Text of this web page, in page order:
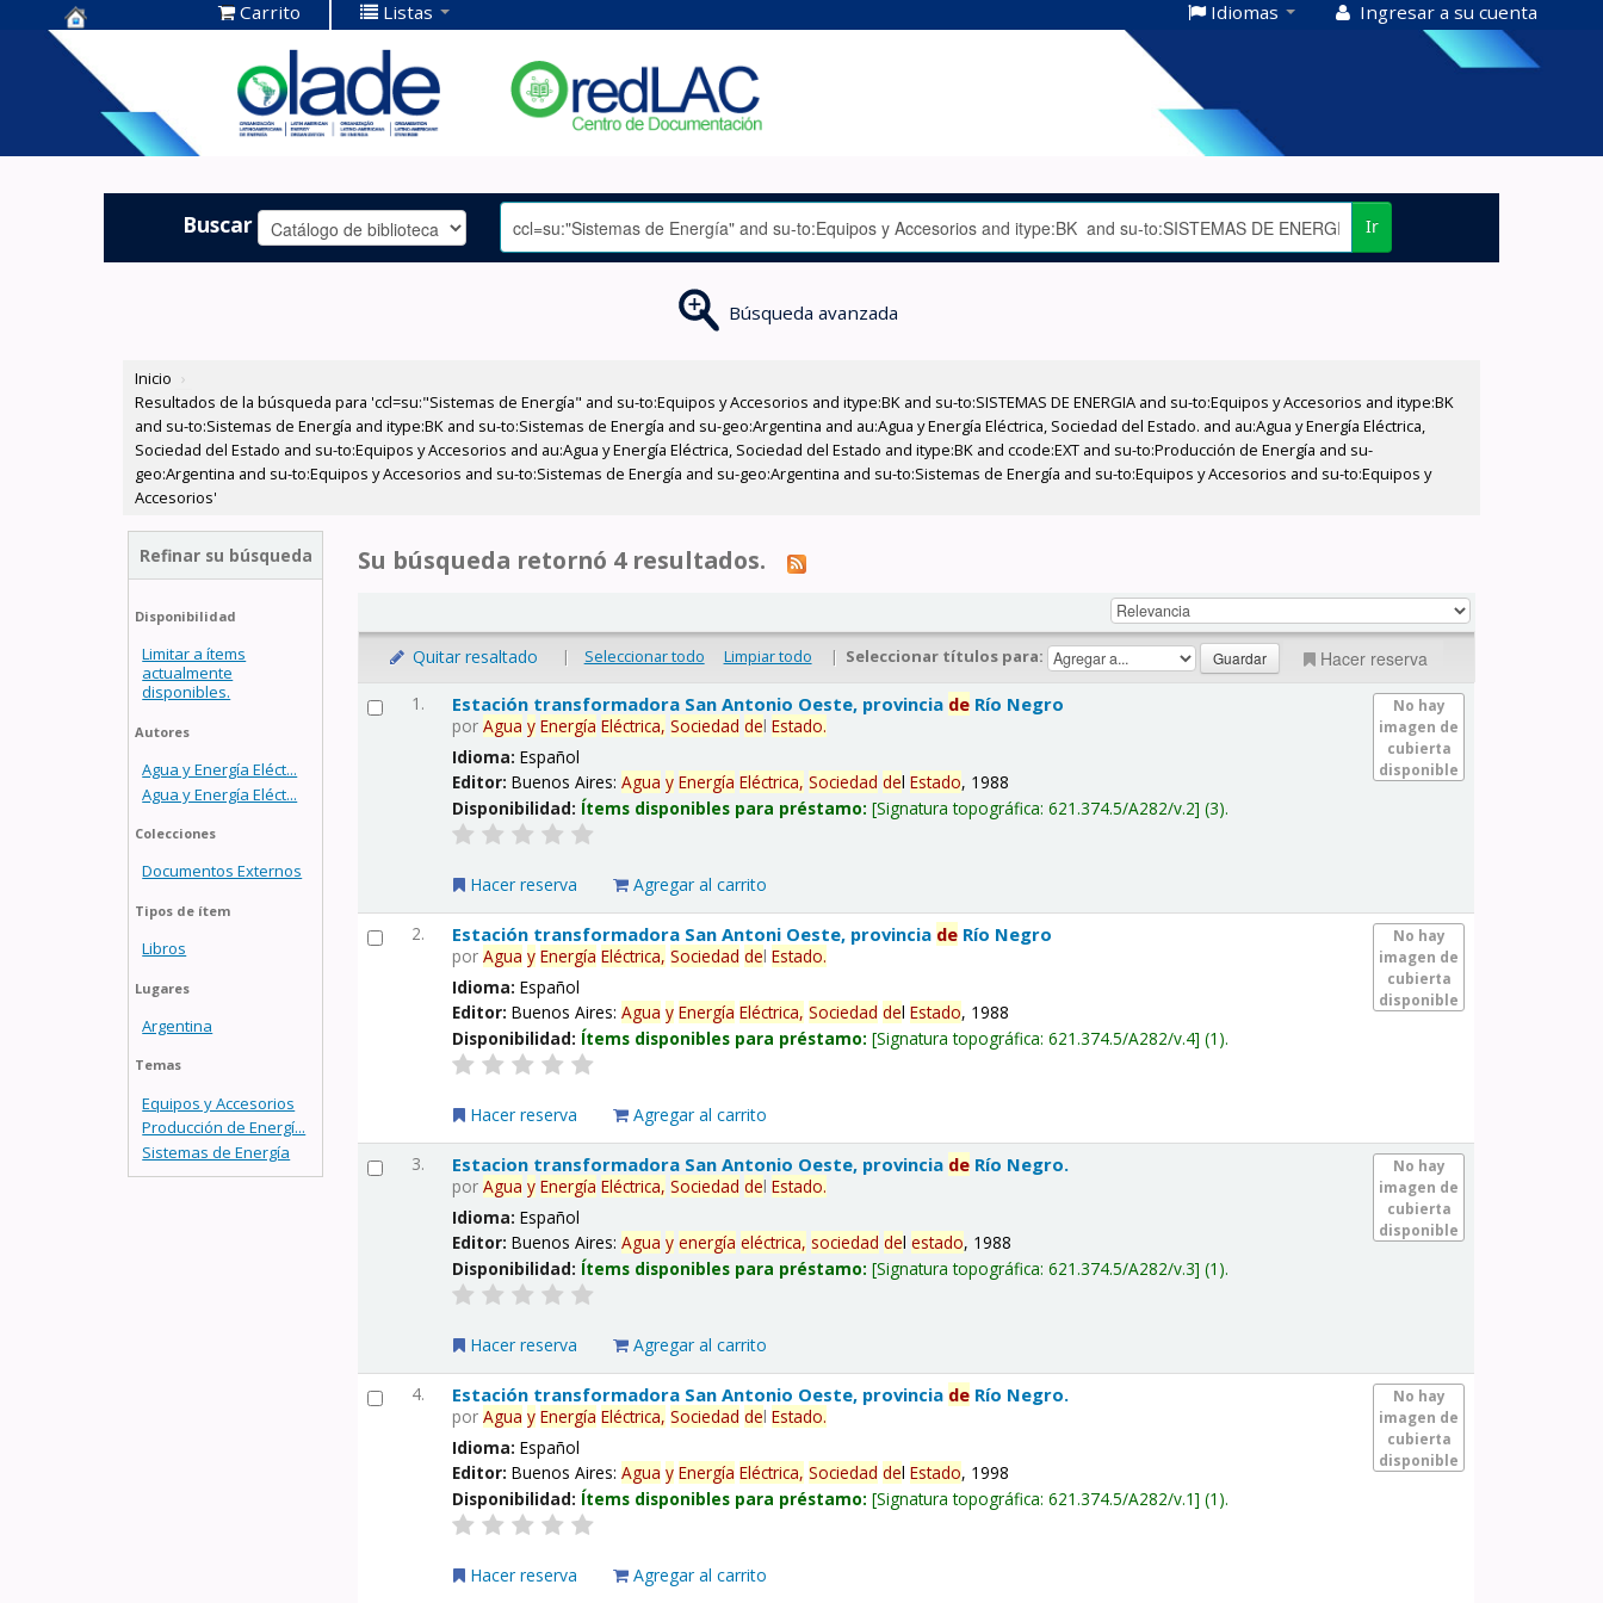
Centro de
Documentación
OLADE -
Carrito Listas Idiomas Ingresar a su cuenta
Buscar Ir
Búsqueda avanzada
Inicio ›
Resultados de la búsqueda para 'ccl=su:"Sistemas de Energía" and su-to:Equipos y Accesorios and itype:BK and su-to:SISTEMAS DE ENERGIA and su-to:Equipos y Accesorios and itype:BK
and su-to:Sistemas de Energía and itype:BK and su-to:Sistemas de Energía and su-geo:Argentina and au:Agua y Energía Eléctrica, Sociedad del Estado. and au:Agua y Energía Eléctrica,
Sociedad del Estado and su-to:Equipos y Accesorios and au:Agua y Energía Eléctrica, Sociedad del Estado and itype:BK and ccode:EXT and su-to:Producción de Energía and su-
geo:Argentina and su-to:Equipos y Accesorios and su-to:Sistemas de Energía and su-geo:Argentina and su-to:Sistemas de Energía and su-to:Equipos y Accesorios and su-to:Equipos y
Accesorios'
Refinar su búsqueda
Disponibilidad
Limitar a ítems
actualmente
disponibles.
Autores
Agua y Energía Eléct...
Agua y Energía Eléct...
Colecciones
Documentos Externos
Tipos de ítem
Libros
Lugares
Argentina
Temas
Equipos y Accesorios
Producción de Energí...
Sistemas de Energía
Su búsqueda retornó 4 resultados.
Quitar resaltado | Seleccionar todo Limpiar todo | Seleccionar títulos para: Hacer reserva
1.
No hay
imagen de
cubierta
disponible
Estación transformadora San Antonio Oeste, provincia de Río Negro
porAgua y Energía Eléctrica, Sociedad delEstado.
Idioma:Español
Editor:Buenos Aires:Agua y Energía Eléctrica, Sociedad delEstado, 1988
Disponibilidad: Ítems disponibles para préstamo: Signatura topográfica:621.374.5/A282/v.2 (3).
Hacer reserva Agregar al carrito
2.
No hay
imagen de
cubierta
disponible
Estación transformadora San Antoni Oeste, provincia de Río Negro
porAgua y Energía Eléctrica, Sociedad delEstado.
Idioma:Español
Editor:Buenos Aires:Agua y Energía Eléctrica, Sociedad delEstado, 1988
Disponibilidad: Ítems disponibles para préstamo: Signatura topográfica:621.374.5/A282/v.4 (1).
Hacer reserva Agregar al carrito
3.
No hay
imagen de
cubierta
disponible
Estacion transformadora San Antonio Oeste, provincia de Río Negro.
porAgua y Energía Eléctrica, Sociedad delEstado.
Idioma:Español
Editor:Buenos Aires:Agua y energía eléctrica, sociedad delestado, 1988
Disponibilidad: Ítems disponibles para préstamo: Signatura topográfica:621.374.5/A282/v.3 (1).
Hacer reserva Agregar al carrito
4.
No hay
imagen de
cubierta
disponible
Estación transformadora San Antonio Oeste, provincia de Río Negro.
porAgua y Energía Eléctrica, Sociedad delEstado.
Idioma:Español
Editor:Buenos Aires:Agua y Energía Eléctrica, Sociedad delEstado, 1998
Disponibilidad: Ítems disponibles para préstamo: Signatura topográfica:621.374.5/A282/v.1 (1).
Hacer reserva Agregar al carrito